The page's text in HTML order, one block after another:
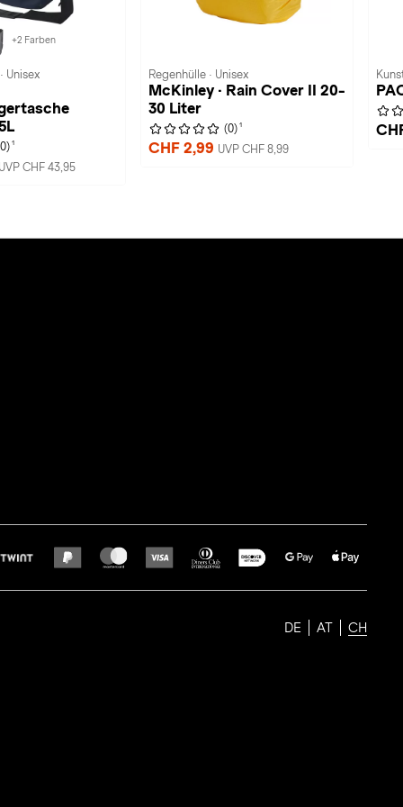
+2 Farben
Unisex
1
CHF 43,95
Regenhülle · Unisex
McKinley · Rain Cover II 20-
30 Liter
(0) 1
CHF 2,99 UVP CHF 8,99
DE AT CH